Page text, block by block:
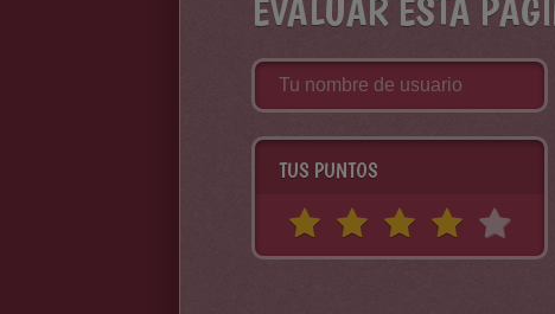
EVALUAR ESTA
TUS PUNTOS